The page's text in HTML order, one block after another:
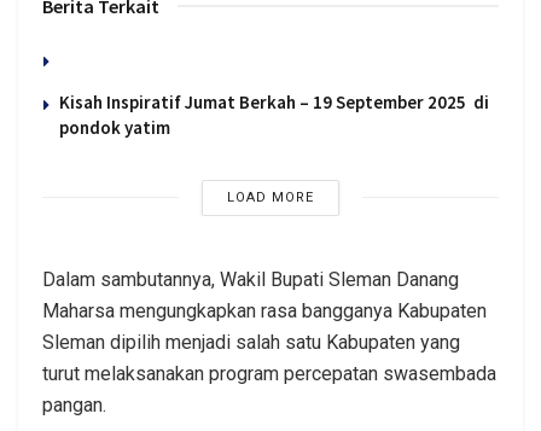
Berita Terkait
Kisah Inspiratif Jumat Berkah – 19 September 2025 di
pondok yatim
LOAD MORE
Dalam sambutannya, Wakil Bupati Sleman Danang
Maharsa mengungkapkan rasa bangganya Kabupaten
Sleman dipilih menjadi salah satu Kabupaten yang
turut melaksanakan program percepatan swasembada
pangan.